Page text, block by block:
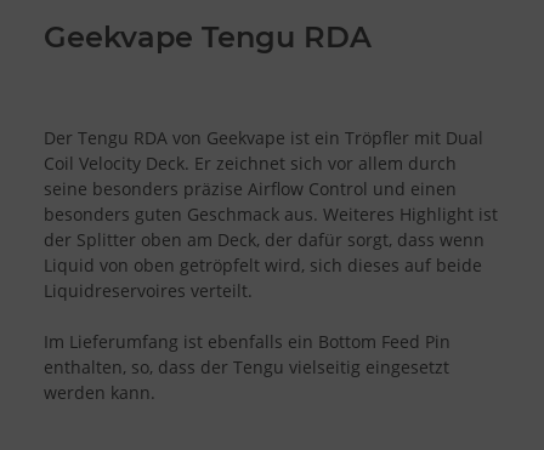
Geekvape Tengu RDA
Der Tengu RDA von Geekvape ist ein Tröpfler mit Dual
Coil Velocity Deck. Er zeichnet sich vor allem durch
seine besonders präzise Airflow Control und einen
besonders guten Geschmack aus. Weiteres Highlight ist
der Splitter oben am Deck, der dafür sorgt, dass wenn
Liquid von oben getröpfelt wird, sich dieses auf beide
Liquidreservoires verteilt.
Im Lieferumfang ist ebenfalls ein Bottom Feed Pin
enthalten, so, dass der Tengu vielseitig eingesetzt
werden kann.